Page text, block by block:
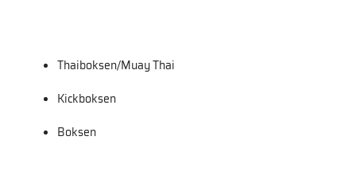
Thaiboksen/Muay Thai
Kickboksen
Boksen